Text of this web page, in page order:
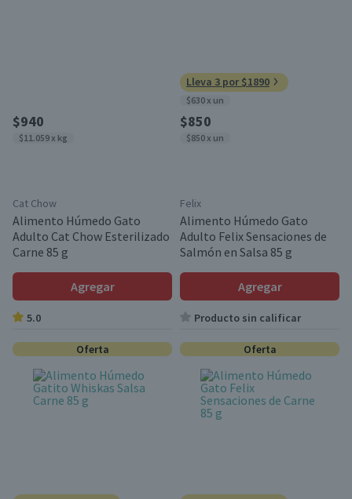
$940
$11.059 x kg
Cat Chow
Alimento Húmedo Gato
Adulto Cat Chow Esterilizado
Carne 85 g
Agregar
5.0
Lleva 3 por $1890
$630 x un
$850
$850 x un
Felix
Alimento Húmedo Gato
Adulto Felix Sensaciones de
Salmón en Salsa 85 g
Agregar
Producto sin calificar
Oferta Oferta